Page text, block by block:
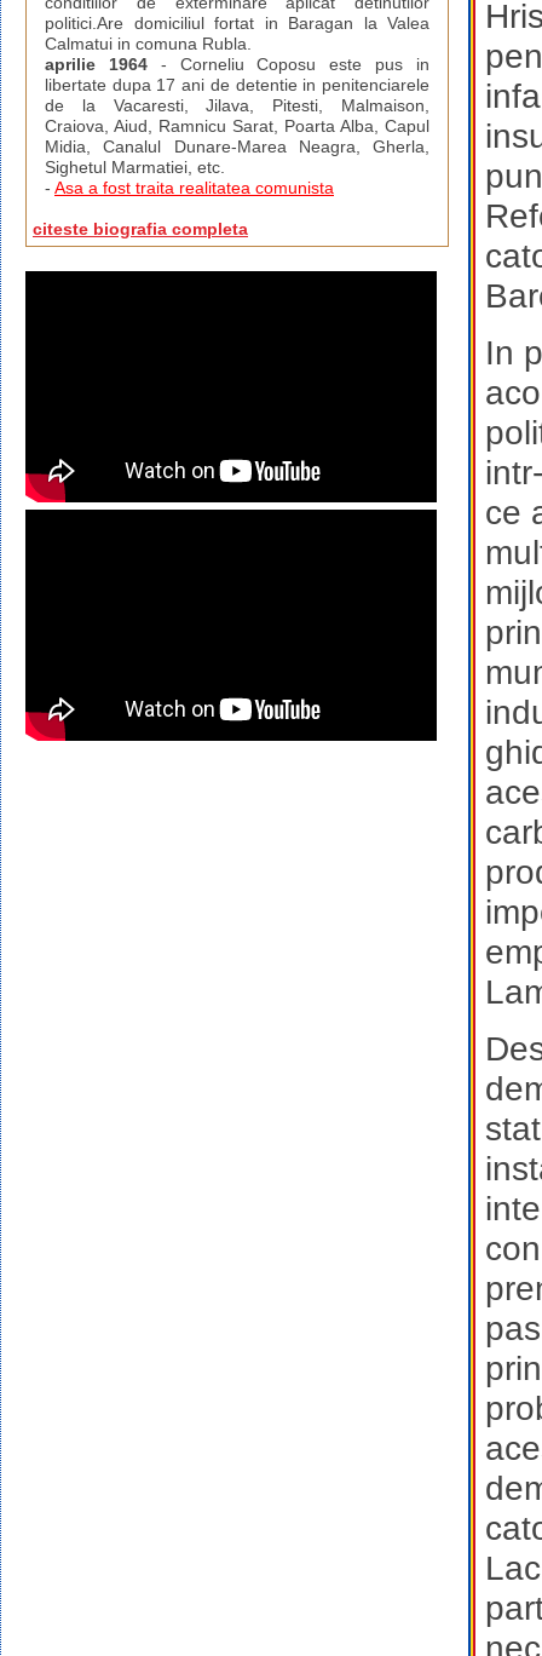
In
ce
politici.Are domiciliul fortat in Baragan la Valea
Calmatui in comuna Rubla.
aprilie 1964- Corneliu Coposu este pus in
libertate dupa 17 ani de detentie in penitenciarele
de la Vacaresti, Jilava, Pitesti, Malmaison,
Craiova, Aiud, Ramnicu Sarat, Poarta Alba, Capul
Midia, Canalul Dunare-Marea Neagra, Gherla,
Sighetul Marmatiei, etc.
- Asa a fost traita realitatea comunista
citeste biografia completa